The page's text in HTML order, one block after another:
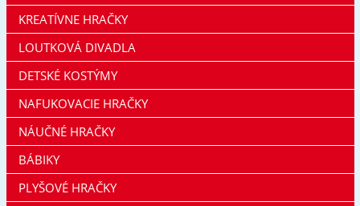
KREATÍVNE HRAČKY
LOUTKOVÁ DIVADLA
DETSKÉ KOSTÝMY
NAFUKOVACIE HRAČKY
NÁUČNÉ HRAČKY
BÁBIKY
PLYŠOVÉ HRAČKY